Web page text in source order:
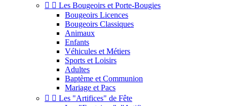
  Les Bougeoirs et Porte-Bougies
Bougeoirs Licences
Bougeoirs Classiques
Animaux
Enfants
Véhicules et Métiers
Sports et Loisirs
Adultes
Baptème et Communion
Mariage et Pacs
  Les "Artifices" de Fête